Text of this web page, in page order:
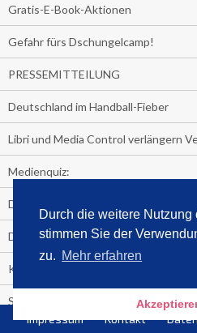
Durch die weitere Nutzung
stimmen Sie der
zu. Mehr erfahren
Gratis-E-Book-Aktionen
Gefahr fürs Dschungelcamp!
PRESSEMITTEILUNG
Deutschland im Handball-Fieber
Libri und Media Control verlängern
Medienquiz:
Deutschlands Jahrescharts 2018
Die TV-Quotenkönige 2018
KNV und Media Control verlängern
STRENG VERTRAULICH
Impressum Kontakt